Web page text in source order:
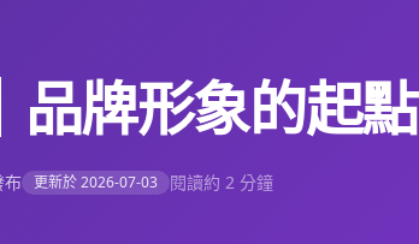
品牌形象的起點
布 更新於2026-07-03 閱讀約 2 分鐘